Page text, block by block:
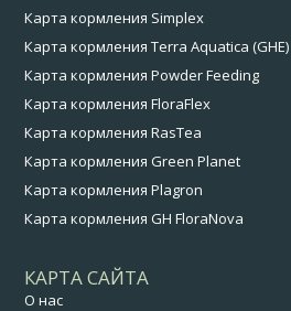
Карта кормления Simplex
Карта кормления Terra Aquatica (GHE)
Карта кормления Powder Feeding
Карта кормления FloraFlex
Карта кормления RasTea
Карта кормления Green Planet
Карта кормления Plagron
Карта кормления GH FloraNova
КАРТА САЙТА
О нас